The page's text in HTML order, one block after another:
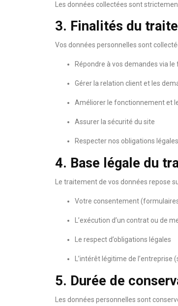
Les données collectées sont
3. Finalités du
Vos données personnelles sont
Répondre à vos demandes via
Gérer la relation client et les
Améliorer le fonctionnement et
Assurer la sécurité du site
Respecter nos obligations
4. Base légale du
Le traitement de vos données repose
Votre consentement
L’exécution d’un contrat ou de
Le respect d’obligations légales
L’intérêt légitime de
5. Durée de
Les données personnelles sont